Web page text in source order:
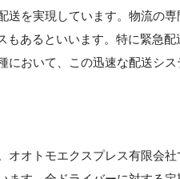
を実現しています。物流の専
もあるといいます。特に緊急
において、この迅速な配送シ
オトモエクスプレス有限会